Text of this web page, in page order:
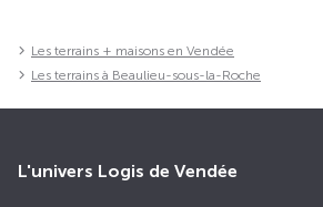
Les terrains + maisons en Vendée
Les terrains à Beaulieu-sous-la-Roche
L'univers Logis de Vendée